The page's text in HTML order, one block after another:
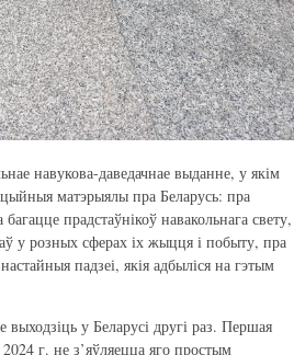
навукова-даведачнае выданне, у якім
матэрыялы пра Беларусь: пра
прадстаўнікоў навакольнага свету,
у розных сферах іх жыцця і побыту, пра
падзеі, якія адбыліся на гэтым
у Беларусі другі раз. Першая
г. не з’яўляецца яго простым